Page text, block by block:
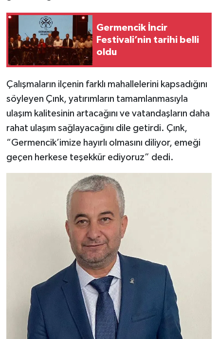
Germencik İncir
Festivali’nin tarihi belli
oldu
Çalışmaların ilçenin farklı mahallelerini kapsadığını
söyleyen Çınk, yatırımların tamamlanmasıyla
ulaşım kalitesinin artacağını ve vatandaşların daha
rahat ulaşım sağlayacağını dile getirdi. Çınk,
“Germencik’imize hayırlı olmasını diliyor, emeği
geçen herkese teşekkür ediyoruz” dedi.